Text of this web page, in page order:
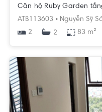
ATB113603 • Nguyễn Sỹ
2
2 83 m²